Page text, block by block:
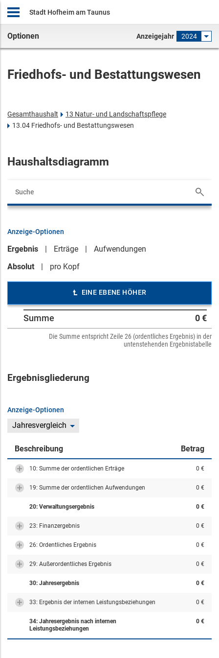
Stadt Hofheim am Taunus
Optionen Anzeigejahr 2024
Friedhofs- und Bestattungswesen
Gesamthaushalt
13 Natur- und Landschaftspflege
13.04 Friedhofs- und Bestattungswesen
Haushaltsdiagramm
Anzeige-Optionen
Ergebnis Erträge
Aufwendungen
Absolut
pro Kopf
EINE EBENE HÖHER
Summe 0 €
Die Summe entspricht Zeile 26 (ordentliches Ergebnis) in der
untenstehenden Ergebnistabelle
Ergebnisgliederung
Anzeige-Optionen
Jahresvergleich
Beschreibung Betrag
10: Summe der ordentlichen Erträge 0 €
19: Summe der ordentlichen Aufwendungen 0 €
20: Verwaltungsergebnis 0 €
23: Finanzergebnis 0 €
26: Ordentliches Ergebnis 0 €
29: Außerordentliches Ergebnis 0 €
30: Jahresergebnis 0 €
33: Ergebnis der internen Leistungsbeziehungen 0 €
34: Jahresergebnis nach internen
Leistungsbeziehungen
0 €